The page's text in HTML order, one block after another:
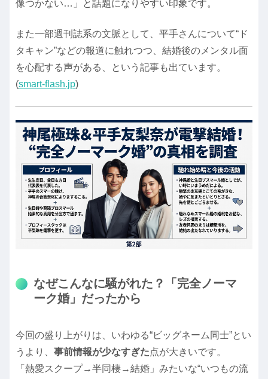
像つかない…」と話題になりやすい印象です。
また一部週刊誌系の文脈として、平手さんについて“ド
タキャン”などの報道に触れつつ、結婚後のメンタル面
を心配する声がある、という記事も出ています。
(smart-flash.jp)
なぜこんなに騒がれた？「完全ノーマ
ーク婚」だったから
今回の盛り上がりは、いわゆる“ビッグネーム同士”とい
うより、 事前情報が少なすぎた点が大きいです。
「熱愛スクープ→半同棲→結婚」みたいな“いつもの流